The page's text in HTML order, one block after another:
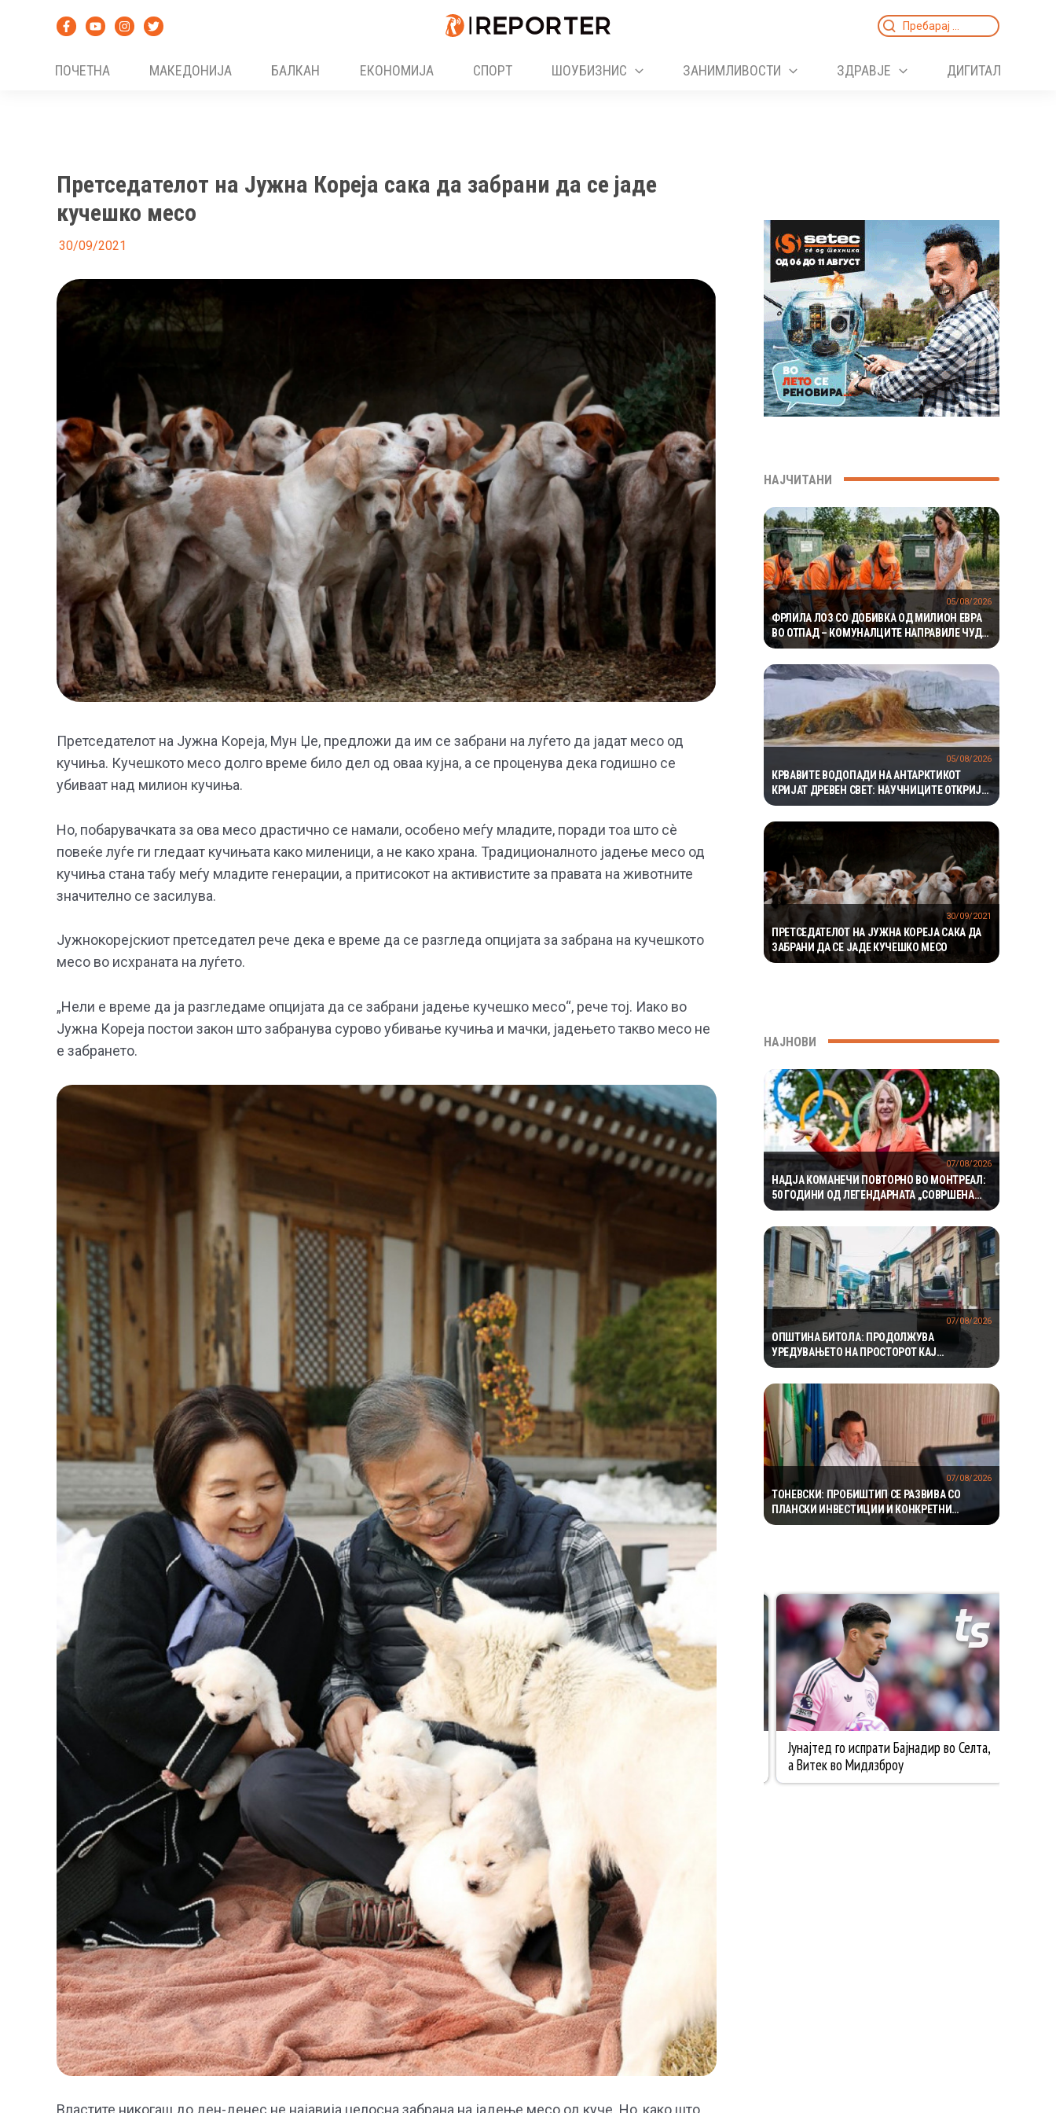
Search
ПОЧЕТНА
МАКЕДОНИЈА БАЛКАН ЕКОНОМИЈА СПОРТ ШОУБИЗНИС ЗАНИМЛИВОСТИ ЗДРАВЈЕ ДИГИТАЛ
Претседателот на Јужна Кореја сака да забрани да се јаде
кучешко месо
30/09/2021
Претседателот на Јужна Кореја, Мун Џе, предложи да им се забрани на луѓето да јадат месо од
кучиња. Кучешкото месо долго време било дел од оваа кујна, а се проценува дека годишно се
убиваат над милион кучиња.
Но, побарувачката за ова месо драстично се намали, особено меѓу младите, поради тоа што сè
повеќе луѓе ги гледаат кучињата како миленици, а не како храна. Традиционалното јадење месо од
кучиња стана табу меѓу младите генерации, а притисокот на активистите за правата на животните
значително се засилува.
Јужнокорејскиот претседател рече дека е време да се разгледа опцијата за забрана на кучешкото
месо во исхраната на луѓето.
„Нели е време да ја разгледаме опцијата да се забрани јадење кучешко месо“, рече тој. Иако во
Јужна Кореја постои закон што забранува сурово убивање кучиња и мачки, јадењето такво месо не
е забрането.
Властите никогаш до ден-денес не најавија целосна забрана на јадење месо од куче. Но, како што
НАЈЧИТАНИ
ФРЛИЛА ЛОЗ СО ДОБИВКА ОД МИЛИОН ЕВРА
ВО ОТПАД – КОМУНАЛЦИТЕ НАПРАВИЛЕ ЧУДО
ЗА ДА ГО ПРОНАЈДАТ
05/08/2026
КРВАВИТЕ ВОДОПАДИ НА АНТАРКТИКОТ
КРИЈАТ ДРЕВЕН СВЕТ: НАУЧНИЦИТЕ ОТКРИЈА
ЕКОСИСТЕМ ИЗОЛИРАН ПОВЕЌЕ ОД 1,5
МИЛИОНИ ГОДИНИ
05/08/2026
ПРЕТСЕДАТЕЛОТ НА ЈУЖНА КОРЕЈА САКА ДА
ЗАБРАНИ ДА СЕ ЈАДЕ КУЧЕШКО МЕСО
30/09/2021
НАЈНОВИ
НАДЈА КОМАНЕЧИ ПОВТОРНО ВО МОНТРЕАЛ:
50 ГОДИНИ ОД ЛЕГЕНДАРНАТА „СОВРШЕНА
ДЕСЕТКА“
07/08/2026
ОПШТИНА БИТОЛА: ПРОДОЛЖУВА
УРЕДУВАЊЕТО НА ПРОСТОРОТ КАЈ
ЗДРАВСТВЕНИОТ ДОМ
07/08/2026
ТОНЕВСКИ: ПРОБИШТИП СЕ РАЗВИВА СО
ПЛАНСКИ ИНВЕСТИЦИИ И КОНКРЕТНИ
ПРОЕКТИ
07/08/2026